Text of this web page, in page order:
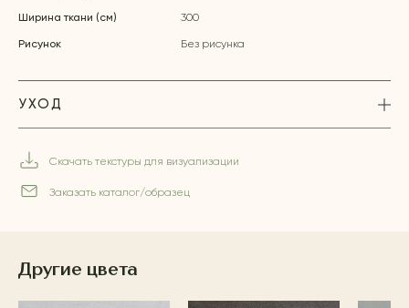
Ширина ткани (см) 300
Рисунок Без рисунка
УХОД
Скачать текстуры для визуализации
Заказать каталог/образец
Другие цвета